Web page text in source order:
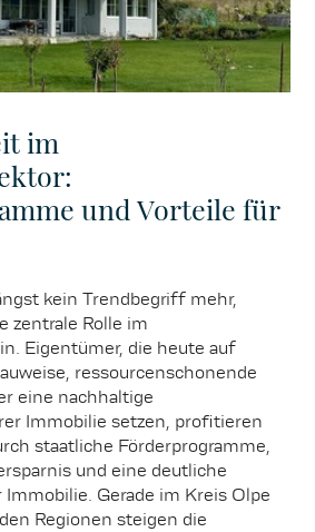
im
und Vorteile für
kein Trendbegriff mehr,
zentrale Rolle im
Eigentümer, die heute auf
ressourcenschonende
eine nachhaltige
Immobilie setzen, profitieren
staatliche Förderprogramme,
und eine deutliche
Gerade im Kreis Olpe
Regionen steigen die